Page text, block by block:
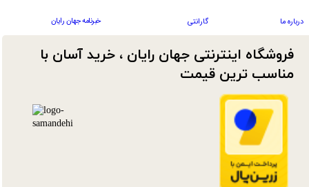
فروشگاه اینترنتی جهان رایان ، خرید آسان با
مناسب ترین قیمت​​​​​​​
درباره ما گارانتی خبرنامه جهان رایان